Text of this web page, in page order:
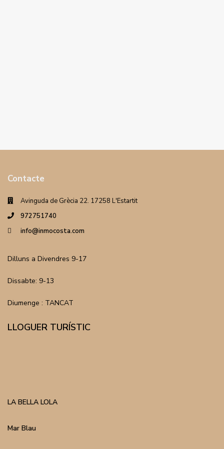
Contacte
Avinguda de Grècia 22. 17258 L'Estartit
972751740
info@inmocosta.com
Dilluns a Divendres 9-17
Dissabte: 9-13
Diumenge : TANCAT
LLOGUER TURÍSTIC
LA BELLA LOLA
Mar Blau